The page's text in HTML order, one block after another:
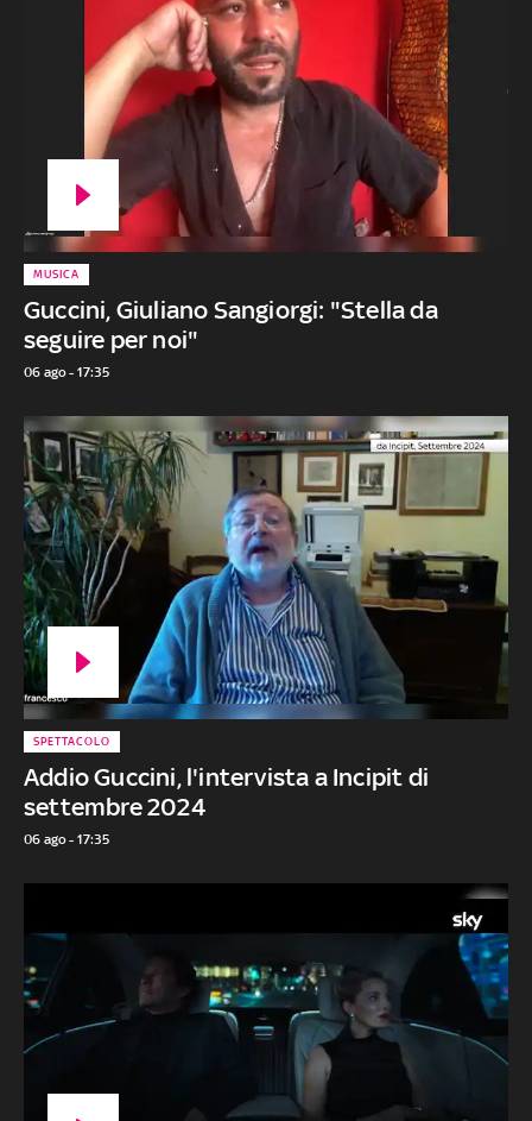
Guccini, Giuliano Sangiorgi: "Stella da
seguire per noi"
MUSICA
06 ago - 17:35
Addio Guccini, l'intervista a Incipit di
settembre 2024
SPETTACOLO
06 ago - 17:35